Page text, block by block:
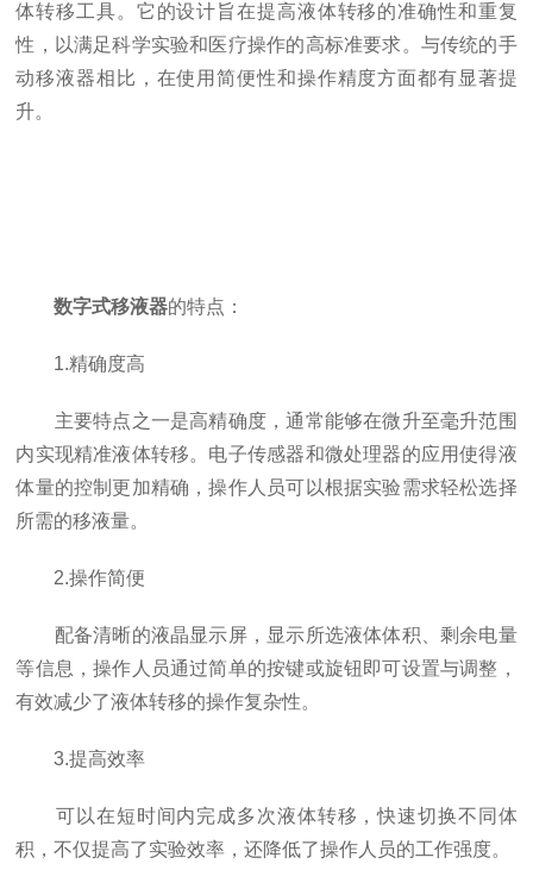
体转移工具。它的设计旨在提高液体转移的准确性和重复
性，以满足科学实验和医疗操作的高标准要求。与传统的手
动移液器相比，在使用简便性和操作精度方面都有显著提
升。
数字式移液器的特点：
1.精确度高
主要特点之一是高精确度，通常能够在微升至毫升范围
内实现精准液体转移。电子传感器和微处理器的应用使得液
体量的控制更加精确，操作人员可以根据实验需求轻松选择
所需的移液量。
2.操作简便
配备清晰的液晶显示屏，显示所选液体体积、剩余电量
等信息，操作人员通过简单的按键或旋钮即可设置与调整，
有效减少了液体转移的操作复杂性。
3.提高效率
可以在短时间内完成多次液体转移，快速切换不同体
积，不仅提高了实验效率，还降低了操作人员的工作强度。